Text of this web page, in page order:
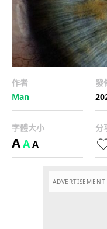
作者
Man
發
字體大小
AAA
分
ADVERTISEMENT